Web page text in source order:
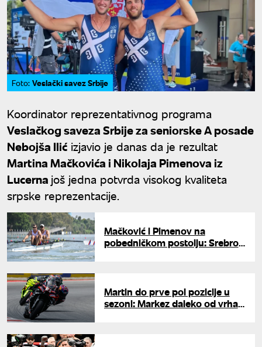
Foto: Veslački savez Srbije
Koordinator reprezentativnog programa
Veslačkog saveza Srbije za seniorske A posade
Nebojša Ilić izjavio je danas da je rezultat
Martina Mačkovića i Nikolaja Pimenova iz
Lucerna još jedna potvrda visokog kvaliteta
srpske reprezentacije.
Mačković i Pimenov na
pobedničkom postolju: Srebro
Martin do prve pol pozicije u
sezoni: Markez daleko od vrha